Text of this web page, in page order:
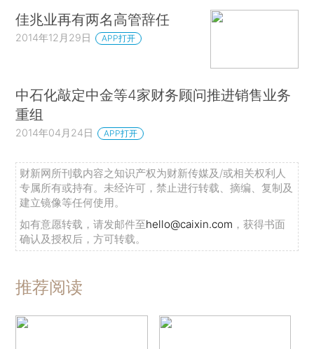
佳兆业再有两名高管辞任
2014年12月29日 APP打开
中石化敲定中金等4家财务顾问推进销售业务
重组
2014年04月24日 APP打开
财新网所刊载内容之知识产权为财新传媒及/或相关权利人
专属所有或持有。未经许可，禁止进行转载、摘编、复制及
建立镜像等任何使用。
如有意愿转载，请发邮件至hello@caixin.com ，获得书面
确认及授权后，方可转载。
推荐阅读